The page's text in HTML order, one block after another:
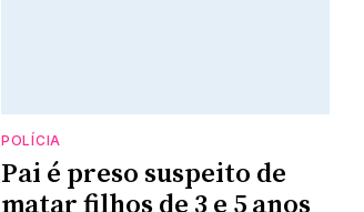
POLÍCIA
Pai é preso suspeito de
matar filhos de 3 e 5 anos